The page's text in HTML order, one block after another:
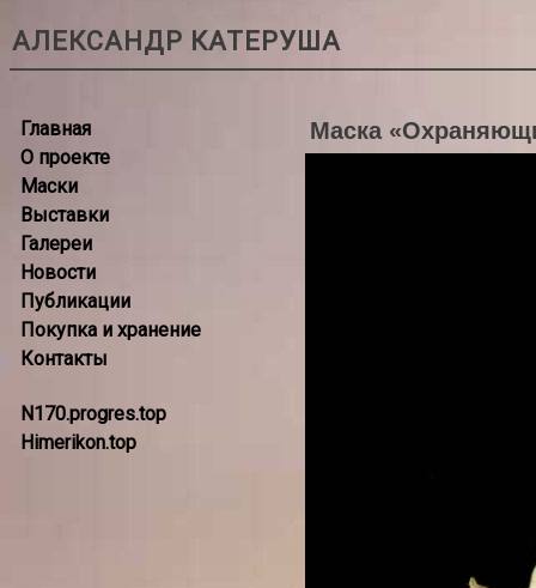
АЛЕКСАНДР КАТЕРУША
Главная
О проекте
Маски
Выставки
Галереи
Новости
Публикации
Покупка и хранение
Контакты
N170.progres.top
Himerikon.top
Маска